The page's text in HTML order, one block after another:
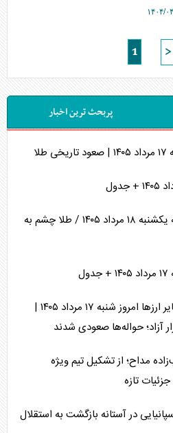
1 >
پربحث ترین اخبار
پیش بینی قیمت طلا و سکه یکشنبه ۱۸ مرداد ۱۴۰۵ / طلا چشم به
آخرین قیمت دلار، یورو و سایر ارز‌ها امروز شنبه ۱۷ مرداد ۱۴۰۵ |
آزاد؛ حواله‌ها صعودی شدند
مداح؛ از تشکیل تیم ویژه
تازه
در آستانه بازگشت به استقلال